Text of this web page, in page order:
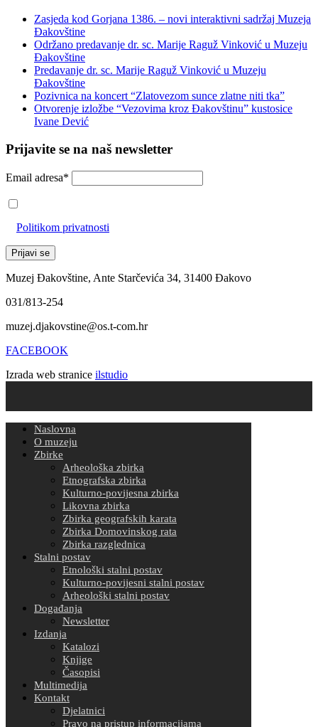
Zasjeda kod Gorjana 1386. – novi interaktivni sadržaj Muzeja
Đakovštine
Održano predavanje dr. sc. Marije Raguž Vinković u Muzeju
Đakovštine
Predavanje dr. sc. Marije Raguž Vinković u Muzeju
Đakovštine
Pozivnica na koncert “Zlatovezom sunce zlatne niti tka”
Otvorenje izložbe “Vezovima kroz Đakovštinu” kustosice
Ivane Dević
Prijavite se na naš newsletter
Email adresa*
Politikom privatnosti
Muzej Đakovštine, Ante Starčevića 34, 31400 Đakovo
031/813-254
muzej.djakovstine@os.t-com.hr
FACEBOOK
Izrada web stranice ilstudio
Naslovna
O muzeju
Zbirke
Arheološka zbirka
Etnografska zbirka
Kulturno-povijesna zbirka
Likovna zbirka
Zbirka geografskih karata
Zbirka Domovinskog rata
Zbirka razglednica
Stalni postav
Etnološki stalni postav
Kulturno-povijesni stalni postav
Arheološki stalni postav
Događanja
Newsletter
Izdanja
Katalozi
Knjige
Časopisi
Multimedija
Kontakt
Djelatnici
Pravo na pristup informacijama